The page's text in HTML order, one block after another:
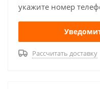
укажите номер
Рассчитать доставку